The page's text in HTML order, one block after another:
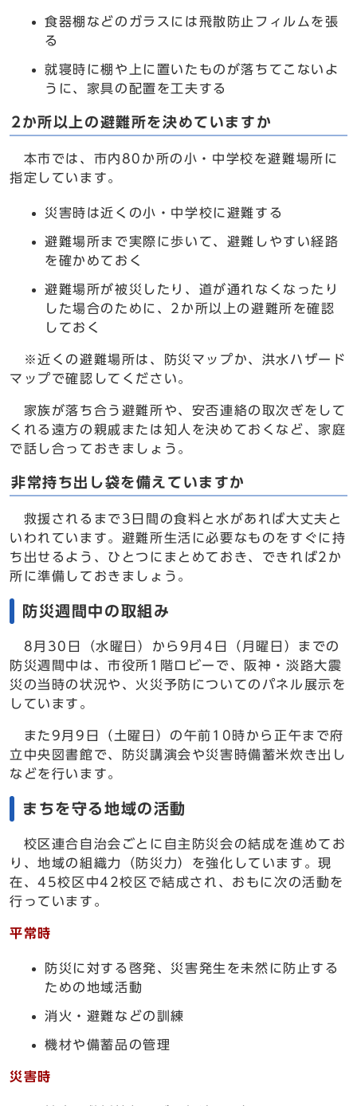
食器棚などのガラスには飛散防止フィルムを張
る
就寝時に棚や上に置いたものが落ちてこないよ
うに、家具の配置を工夫する
2か所以上の避難所を決めていますか
本市では、市内80か所の小・中学校を避難場所に
指定しています。
災害時は近くの小・中学校に避難する
避難場所まで実際に歩いて、避難しやすい経路
を確かめておく
避難場所が被災したり、道が通れなくなったり
した場合のために、2か所以上の避難所を確認
しておく
※近くの避難場所は、防災マップか、洪水ハザード
マップで確認してください。
家族が落ち合う避難所や、安否連絡の取次ぎをして
くれる遠方の親戚または知人を決めておくなど、家庭
で話し合っておきましょう。
非常持ち出し袋を備えていますか
救援されるまで3日間の食料と水があれば大丈夫と
いわれています。避難所生活に必要なものをすぐに持
ち出せるよう、ひとつにまとめておき、できれば2か
所に準備しておきましょう。
防災週間中の取組み
8月30日（水曜日）から9月4日（月曜日）までの
防災週間中は、市役所1階ロビーで、阪神・淡路大震
災の当時の状況や、火災予防についてのパネル展示を
しています。
また9月9日（土曜日）の午前10時から正午まで府
立中央図書館で、防災講演会や災害時備蓄米炊き出し
などを行います。
まちを守る地域の活動
校区連合自治会ごとに自主防災会の結成を進めてお
り、地域の組織力（防災力）を強化しています。現
在、45校区中42校区で結成され、おもに次の活動を
行っています。
平常時
防災に対する啓発、災害発生を未然に防止する
ための地域活動
消火・避難などの訓練
機材や備蓄品の管理
災害時